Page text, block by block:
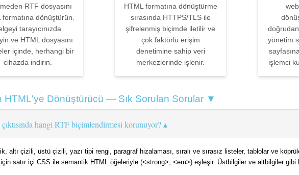
RTF dosyasını
formatına dönüştürün.
tarayıcınızda
ve HTML dosyasını
içinde, herhangi bir
cihazda indirin.
HTML formatına dönüştürme
sırasında HTTPS/TLS ile
şifrelenmiş biçimde iletilir ve
çok faktörlü erişim
denetimine sahip veri
merkezlerinde işlenir.
yönetim
işlemci
HTML'ye Dönüştürücü — Sık Sorulan Sorular ▼
hangi RTF biçimlendirmesi korunuyor?
altı çizili, üstü çizili, yazı tipi rengi, paragraf hizalaması, sıralı ve sırasız listeler, tablolar ve
satır içi CSS ile semantik HTML öğeleriyle (<strong>, <em>) eşleşir. Üstbilgiler ve altbilgiler gibi